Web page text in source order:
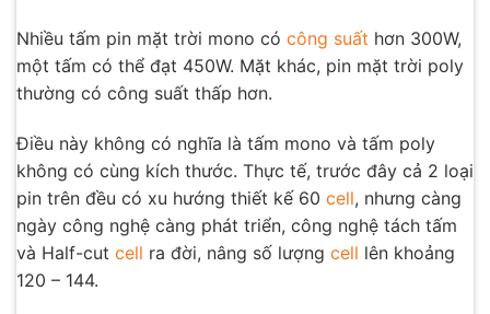
Nhiều tấm pin mặt trời mono có công suất hơn 300W,
một tấm có thể đạt 450W. Mặt khác, pin mặt trời poly
thường có công suất thấp hơn.
Điều này không có nghĩa là tấm mono và tấm poly
không có cùng kích thước. Thực tế, trước đây cả 2 loại
pin trên đều có xu hướng thiết kế 60 cell, nhưng càng
ngày công nghệ càng phát triển, công nghệ tách tấm
và Half-cut cell ra đời, nâng số lượng cell lên khoảng
120 – 144.